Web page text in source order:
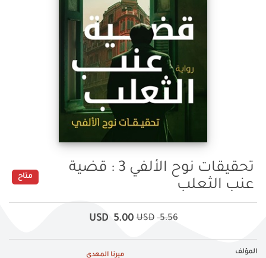
تحقيقات نوح الألفي 3 : قضية
عنب الثعلب
متاح
5.56
USD
5.00
USD
المؤلف ميرنا المهدي